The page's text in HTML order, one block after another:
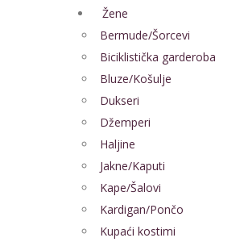
Žene
Bermude/Šorcevi
Biciklistička garderoba
Bluze/Košulje
Dukseri
Džemperi
Haljine
Jakne/Kaputi
Kape/Šalovi
Kardigan/Pončo
Kupaći kostimi